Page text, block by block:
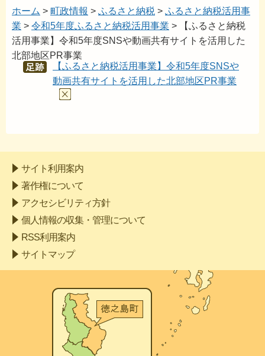
ホーム > 町政情報 > ふるさと納税 > ふるさと納税活用事
業 > 令和5年度ふるさと納税活用事業 > 【ふるさと納税
活用事業】令和5年度SNSや動画共有サイトを活用した
北部地区PR事業
あし
【ふるさと納税活用事業】令和5年度SNSや
動画共有サイトを活用した北部地区PR事業
サイト利用案内
著作権について
アクセシビリティ方針
個人情報の収集・管理について
RSS利用案内
サイトマップ